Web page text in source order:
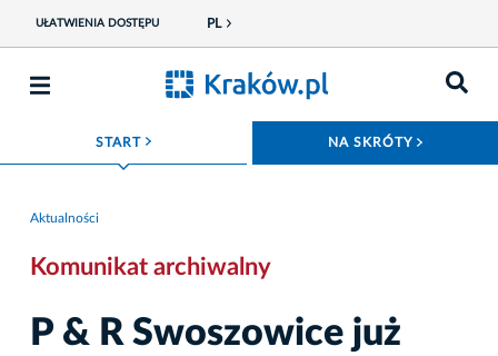
UŁATWIENIA DOSTĘPU PL
START ROZWIŃ MENU NA SKRÓTY
Aktualności
Komunikat archiwalny
P & R Swoszowice już